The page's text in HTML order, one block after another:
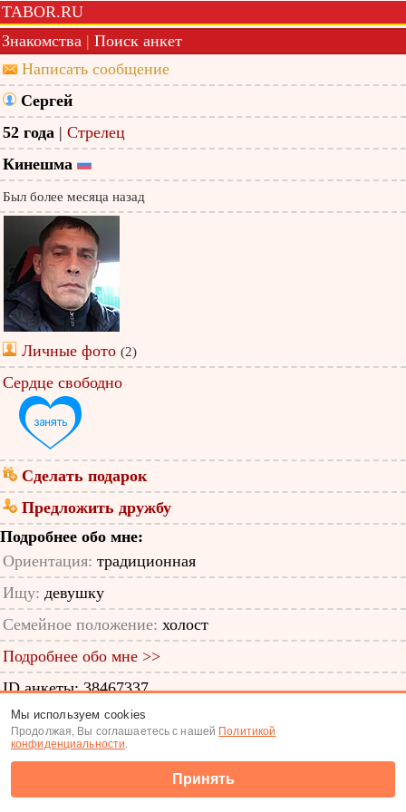
TABOR.RU
Знакомства | Поиск анкет
Написать сообщение
Сергей
52 года | Стрелец
Кинешма
Был более месяца назад
Личные фото (2)
Сердце свободно
Сделать подарок
Предложить дружбу
Подробнее обо мне:
Ориентация: традиционная
Ищу: девушку
Семейное положение: холост
Подробнее обо мне >>
ID анкеты: 38467337
Знакомства|Поиск анкет
(c) Tabor.ru 2026
Мы используем cookies
Продолжая, Вы соглашаетесь с нашей Политикой
конфиденциальности.
Принять